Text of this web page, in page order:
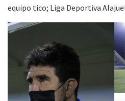
equipo tico; Liga Deportiva